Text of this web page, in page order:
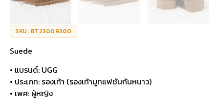
SKU: BT23009300
Suede
• แบรนด์: UGG
• ประเภท: รองเท้า (รองเท้าบูทแฟชันกันหนาว)
• เพศ: ผู้หญิง